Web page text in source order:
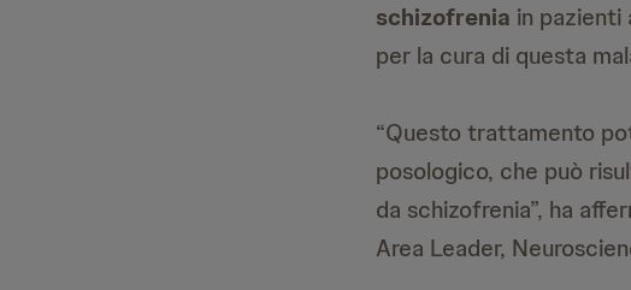
schizofrenia in pazienti
per la cura di questa
“Questo trattamento
posologico, che può
da schizofrenia”, ha
Area Leader,